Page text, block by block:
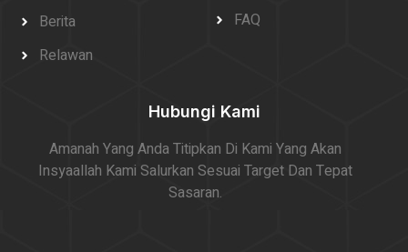
Berita
Relawan
FAQ
Hubungi Kami
Amanah Yang Anda Titipkan Di Kami Yang Akan
Insyaallah Kami Salurkan Sesuai Target Dan Tepat
Sasaran.